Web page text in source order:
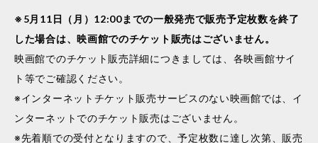
※5月11日（月）12:00までの一般発売で販売予定枚数を終了
した場合は、映画館でのチケット販売はございません。
映画館でのチケット販売詳細につきましては、各映画館サイ
ト等でご確認ください。
※インターネットチケット販売サービスのない映画館では、イ
ンターネットでのチケット販売はございません。
※先着順での受付となりますので、予定枚数に達し次第、販売